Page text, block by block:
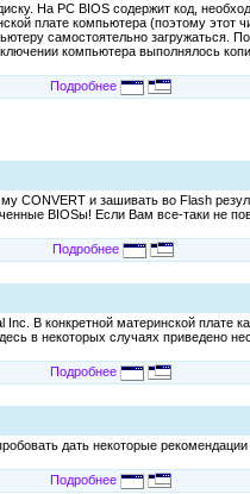
На PC BIOS содержит код,
плате компьютера (поэтому этот
самостоятельно загружаться.
компьютера выполнялось
Подробнее
CONVERT и зашивать во Flash
BIOSы! Если Вам все-таки не
Подробнее
В конкретной материнской плате
в некоторых случаях приведено
Подробнее
дать некоторые рекомендации
Подробнее